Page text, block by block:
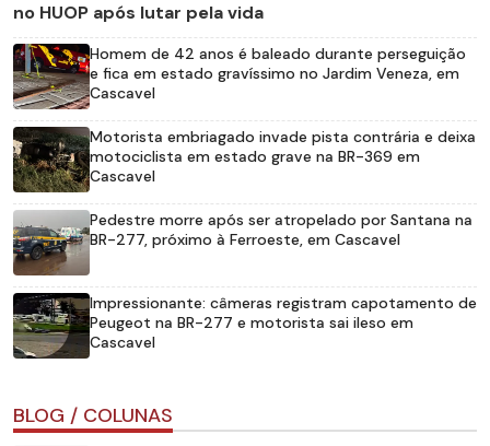
no HUOP após lutar pela vida
Homem de 42 anos é baleado durante perseguição
e fica em estado gravíssimo no Jardim Veneza, em
Cascavel
Motorista embriagado invade pista contrária e deixa
motociclista em estado grave na BR-369 em
Cascavel
Pedestre morre após ser atropelado por Santana na
BR-277, próximo à Ferroeste, em Cascavel
Impressionante: câmeras registram capotamento de
Peugeot na BR-277 e motorista sai ileso em
Cascavel
BLOG / COLUNAS